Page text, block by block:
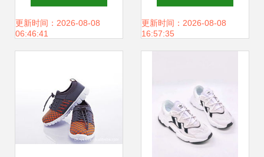
动鞋 奢华与舒适的
更新时间：2026-08-08
06:46:41
析 290元款怎么
更新时间：2026-08-08
16:57:35